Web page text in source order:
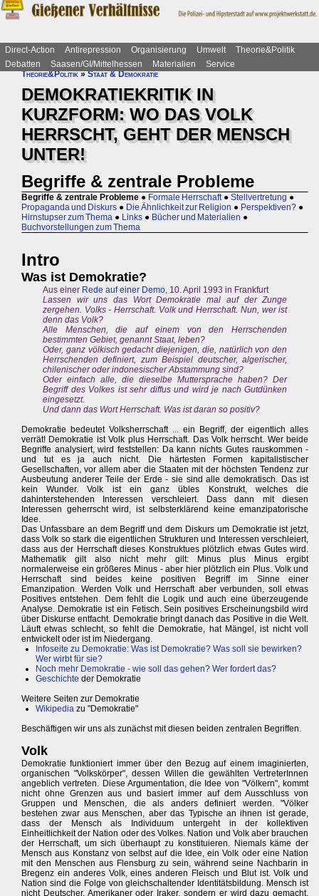
Direct-Action Antirepression Organisierung Umwelt
Theorie&Politik
Debatten
Saasen/GI/Mittelhessen Materialien
Service
Theorie&Politik»Staat & Demokratie
DEMOKRATIEKRITIK IN
KURZFORM: WO DAS VOLK
HERRSCHT, GEHT DER MENSCH
UNTER!
Begriffe & zentrale Probleme
Begriffe & zentrale Probleme ● Formale Herrschaft ● Stellvertretung ●
Propaganda und Diskurs ● Die Ähnlichkeit zur Religion ● Perspektiven? ●
Hirnstupser zum Thema ● Links ● Bücher und Materialien ●
Buchvorstellungen zum Thema
Intro
Was ist Demokratie?
Aus einer Rede auf einer Demo, 10. April 1993 in Frankfurt
Lassen wir uns das Wort Demokratie mal auf der Zunge
zergehen. Volks - Herrschaft. Volk und Herrschaft. Nun, wer ist
denn das Volk?
Alle Menschen, die auf einem von den Herrschenden
bestimmten Gebiet, genannt Staat, leben?
Oder, ganz völkisch gedacht diejenigen, die, natürlich von den
Herrschenden definiert, zum Beispiel deutscher, algerischer,
chilenischer oder indonesischer Abstammung sind?
Oder einfach alle, die dieselbe Muttersprache haben? Der
Begriff des Volkes ist sehr diffus und wird je nach Gutdünken
eingesetzt.
Und dann das Wort Herrschaft. Was ist daran so positiv?
Demokratie bedeutet Volksherrschaft ... ein Begriff, der eigentlich alles
verrät! Demokratie ist Volk plus Herrschaft. Das Volk herrscht. Wer beide
Begriffe analysiert, wird feststellen: Da kann nichts Gutes rauskommen -
und tut es ja auch nicht. Die härtesten Formen kapitalistischer
Gesellschaften, vor allem aber die Staaten mit der höchsten Tendenz zur
Ausbeutung anderer Teile der Erde - sie sind alle demokratisch. Das ist
kein Wunder. Volk ist ein ganz übles Konstrukt, welches die
dahinterstehenden Interessen verschleiert. Dass dann mit diesen
Interessen geherrscht wird, ist selbsterklärend keine emanzipatorische
Idee.
Das Unfassbare an dem Begriff und dem Diskurs um Demokratie ist jetzt,
dass Volk so stark die eigentlichen Strukturen und Interessen verschleiert,
dass aus der Herrschaft dieses Konstruktues plötzlich etwas Gutes wird.
Mathematik gilt also nicht mehr gilt: Minus plus Minus ergibt
normalerweise ein größeres Minus - aber hier plötzlich ein Plus. Volk und
Herrschaft sind beides keine positiven Begriff im Sinne einer
Emanzipation. Werden Volk und Herrschaft aber verbunden, soll etwas
Positives entstehen. Dem fehlt die Logik und auch eine überzeugende
Analyse. Demokratie ist ein Fetisch. Sein positives Erscheinungsbild wird
über Diskurse entfacht. Demokratie bringt danach das Positive in die Welt.
Läuft etwas schlecht, so fehlt die Demokratie, hat Mängel, ist nicht voll
entwickelt oder ist im Niedergang.
Infoseite zu Demokratie: Was ist Demokratie? Was soll sie bewirken?
Wer wirbt für sie?
Noch mehr Demokratie - wie soll das gehen? Wer fordert das?
Geschichte der Demokratie
Weitere Seiten zur Demokratie
Wikipedia zu "Demokratie"
Beschäftigen wir uns als zunächst mit diesen beiden zentralen Begriffen.
Volk
Demokratie funktioniert immer über den Bezug auf einem imaginierten,
organischen "Volkskörper", dessen Willen die gewählten VertreterInnen
angeblich vertreten. Diese Argumentation, die Idee von "Völkern", kommt
nicht ohne Grenzen aus und basiert immer auf dem Ausschluss von
Gruppen und Menschen, die als anders definiert werden. "Völker
bestehen zwar aus Menschen, aber das Typische an ihnen ist gerade,
dass der Mensch als Individuum untergeht in der kollektiven
Einheitlichkeit der Nation oder des Volkes. Nation und Volk aber brauchen
der Herrschaft, um sich überhaupt zu konstituieren. Niemals käme der
Mensch aus Konstanz von selbst auf die Idee, ein Volk oder eine Nation
mit den Menschen aus Flensburg zu sein, während seine Nachbarin in
Bregenz ein anderes Volk, eines anderen Fleisch und Blut ist. Volk und
Nation sind die Folge von gleichschaltender Identitätsbildung. Mensch ist
nicht Deutscher, Amerikaner oder Iraker, sondern er wird dazu gemacht.